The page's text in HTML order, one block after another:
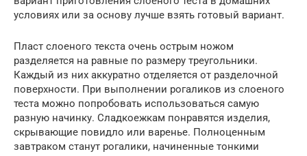
условиях или за основу лучше взять готовый вариант.
Пласт слоеного текста очень острым ножом
разделяется на равные по размеру треугольники.
Каждый из них аккуратно отделяется от разделочной
поверхности. При выполнении рогаликов из слоеного
теста можно попробовать использоваться самую
разную начинку. Сладкоежкам понравятся изделия,
скрывающие повидло или варенье. Полноценным
завтраком станут рогалики, начиненные тонкими